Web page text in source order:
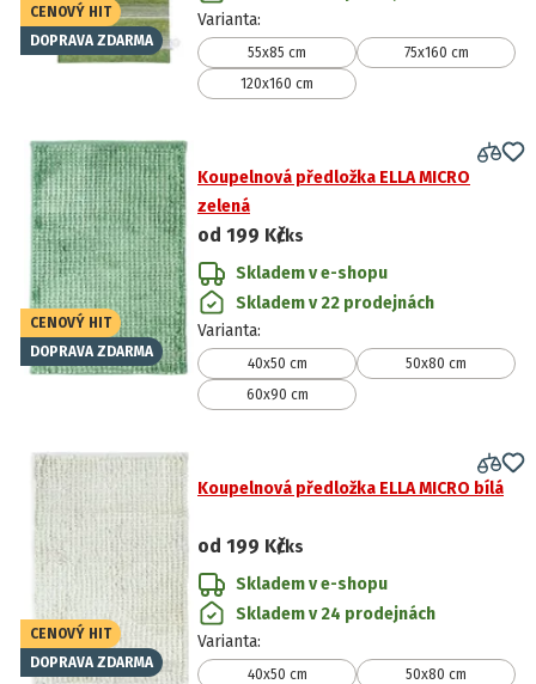
CENOVÝ HIT
DOPRAVA ZDARMA
Varianta:
55x85 cm
75x160 cm
120x160 cm
CENOVÝ HIT
DOPRAVA ZDARMA
Koupelnová předložka ELLA MICRO
zelená
od 199 Kč/ks
Skladem v e-shopu
Skladem v 22 prodejnách
Varianta:
40x50 cm
50x80 cm
60x90 cm
CENOVÝ HIT
DOPRAVA ZDARMA
Koupelnová předložka ELLA MICRO bílá
od 199 Kč/ks
Skladem v e-shopu
Skladem v 24 prodejnách
Varianta:
40x50 cm
50x80 cm